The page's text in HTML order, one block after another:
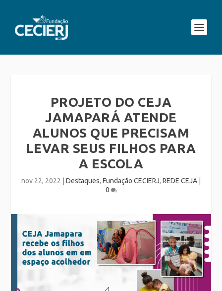
PROJETO DO CEJA
JAMAPARÁ ATENDE
ALUNOS QUE PRECISAM
LEVAR SEUS FILHOS PARA
A ESCOLA
nov 22, 2022 Destaques, Fundação CECIERJ, REDE CEJA
0